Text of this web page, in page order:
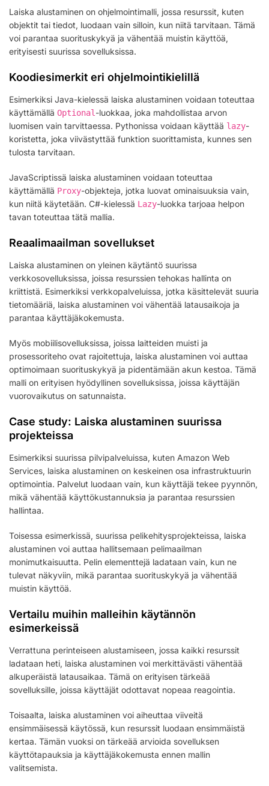
Laiska alustaminen on ohjelmointimalli, jossa resurssit, kuten
objektit tai tiedot, luodaan vain silloin, kun niitä tarvitaan. Tämä
voi parantaa suorituskykyä ja vähentää muistin käyttöä,
erityisesti suurissa sovelluksissa.
Koodiesimerkit eri ohjelmointikielillä
Esimerkiksi Java-kielessä laiska alustaminen voidaan toteuttaa
käyttämällä Optional -luokkaa, joka mahdollistaa arvon
luomisen vain tarvittaessa. Pythonissa voidaan käyttää lazy-
koristetta, joka viivästyttää funktion suorittamista, kunnes sen
tulosta tarvitaan.
JavaScriptissä laiska alustaminen voidaan toteuttaa
käyttämällä Proxy-objekteja, jotka luovat ominaisuuksia vain,
kun niitä käytetään. C#-kielessä Lazy-luokka tarjoaa helpon
tavan toteuttaa tätä mallia.
Reaalimaailman sovellukset
Laiska alustaminen on yleinen käytäntö suurissa
verkkosovelluksissa, joissa resurssien tehokas hallinta on
kriittistä. Esimerkiksi verkkopalveluissa, jotka käsittelevät suuria
tietomääriä, laiska alustaminen voi vähentää latausaikoja ja
parantaa käyttäjäkokemusta.
Myös mobiilisovelluksissa, joissa laitteiden muisti ja
prosessoriteho ovat rajoitettuja, laiska alustaminen voi auttaa
optimoimaan suorituskykyä ja pidentämään akun kestoa. Tämä
malli on erityisen hyödyllinen sovelluksissa, joissa käyttäjän
vuorovaikutus on satunnaista.
Case study: Laiska alustaminen suurissa
projekteissa
Esimerkiksi suurissa pilvipalveluissa, kuten Amazon Web
Services, laiska alustaminen on keskeinen osa infrastruktuurin
optimointia. Palvelut luodaan vain, kun käyttäjä tekee pyynnön,
mikä vähentää käyttökustannuksia ja parantaa resurssien
hallintaa.
Toisessa esimerkissä, suurissa pelikehitysprojekteissa, laiska
alustaminen voi auttaa hallitsemaan pelimaailman
monimutkaisuutta. Pelin elementtejä ladataan vain, kun ne
tulevat näkyviin, mikä parantaa suorituskykyä ja vähentää
muistin käyttöä.
Vertailu muihin malleihin käytännön
esimerkeissä
Verrattuna perinteiseen alustamiseen, jossa kaikki resurssit
ladataan heti, laiska alustaminen voi merkittävästi vähentää
alkuperäistä latausaikaa. Tämä on erityisen tärkeää
sovelluksille, joissa käyttäjät odottavat nopeaa reagointia.
Toisaalta, laiska alustaminen voi aiheuttaa viiveitä
ensimmäisessä käytössä, kun resurssit luodaan ensimmäistä
kertaa. Tämän vuoksi on tärkeää arvioida sovelluksen
käyttötapauksia ja käyttäjäkokemusta ennen mallin
valitsemista.